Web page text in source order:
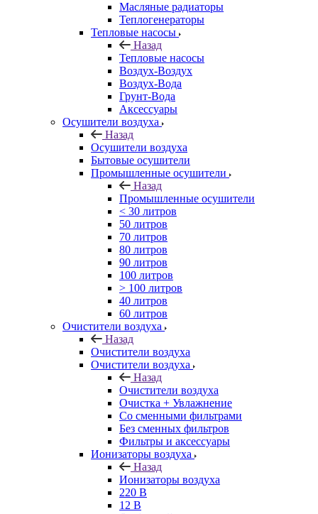
Масляные радиаторы
Теплогенераторы
Тепловые насосы
Назад
Тепловые насосы
Воздух-Воздух
Воздух-Вода
Грунт-Вода
Аксессуары
Осушители воздуха
Назад
Осушители воздуха
Бытовые осушители
Промышленные осушители
Назад
Промышленные осушители
< 30 литров
50 литров
70 литров
80 литров
90 литров
100 литров
> 100 литров
40 литров
60 литров
Очистители воздуха
Назад
Очистители воздуха
Очистители воздуха
Назад
Очистители воздуха
Очистка + Увлажнение
Cо сменными фильтрами
Без сменных фильтров
Фильтры и аксессуары
Ионизаторы воздуха
Назад
Ионизаторы воздуха
220 В
12 В